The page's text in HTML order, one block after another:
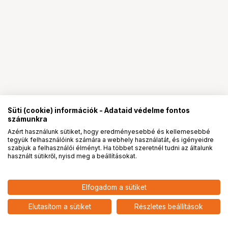
LAOWA 12MM F/2.8 LITE ZERO-D FF
(14 BLADES, MANUAL FOCUS)
NIKON Z
304 900 HUF
nettó: 240 079 HUF
PROpartnerségek
Süti (cookie) információk - Adataid védelme fontos
számunkra
Azért használunk sütiket, hogy eredményesebbé és kellemesebbé
tegyük felhasználóink számára a webhely használatát, és igényeidre
szabjuk a felhasználói élményt. Ha többet szeretnél tudni az általunk
használt sütikről, nyisd meg a beállításokat.
Elfogadom a sütiket
Elutasítom a sütiket Részletes beállítások